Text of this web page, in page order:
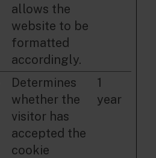
allows the
website to be
formatted
accordingly.
Determines
whether the
visitor has
accepted the
cookie
1
year